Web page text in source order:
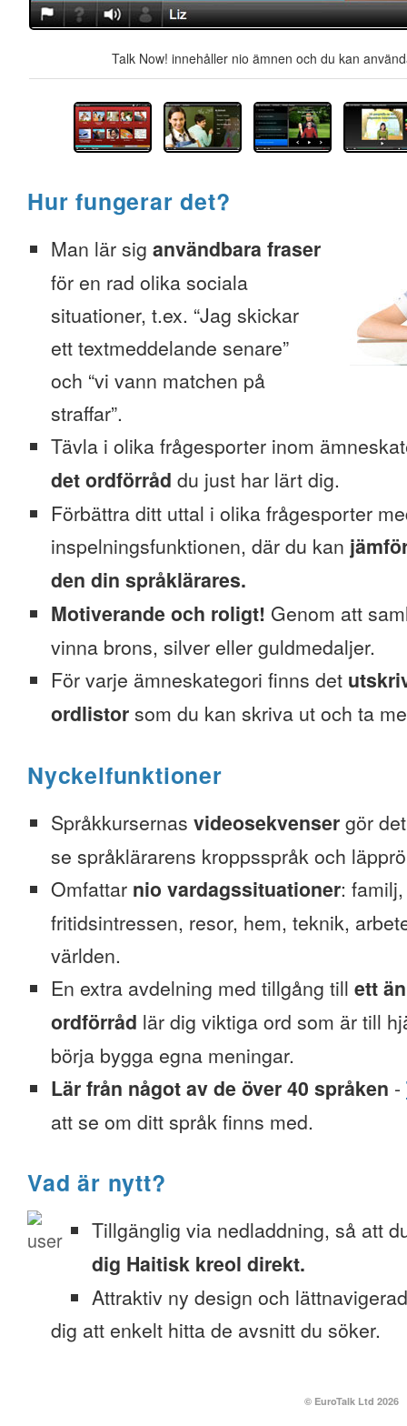
Talk Now! innehåller nio ämnen och du kan
Hur fungerar det?
Man lär sig användbara fraser
för en rad olika sociala
situationer, t.ex. “Jag skickar
ett textmeddelande senare”
och “vi vann matchen på
straffar”.
Tävla i olika frågesporter inom
det ordförråd du just har lärt dig.
Förbättra ditt uttal i olika frågesporter
inspelningsfunktionen, där du kan
den din språklärares.
Motiverande och roligt! Genom att
vinna brons, silver eller guldmedaljer.
För varje ämneskategori finns det
ordlistor som du kan skriva ut och ta
Nyckelfunktioner
Språkkursernas videosekvenser gör
se språklärarens kroppsspråk och
Omfattar nio vardagssituationer:
fritidsintressen, resor, hem, teknik,
världen.
En extra avdelning med tillgång till ett
ordförråd lär dig viktiga ord som är till
börja bygga egna meningar.
Lär från något av de över 40 språken -
att se om ditt språk finns med.
Vad är nytt?
Tillgänglig via nedladdning, så att
dig Haitisk kreol direkt.
Attraktiv ny design och
dig att enkelt hitta de avsnitt du söker.
© EuroTalk Ltd 2026